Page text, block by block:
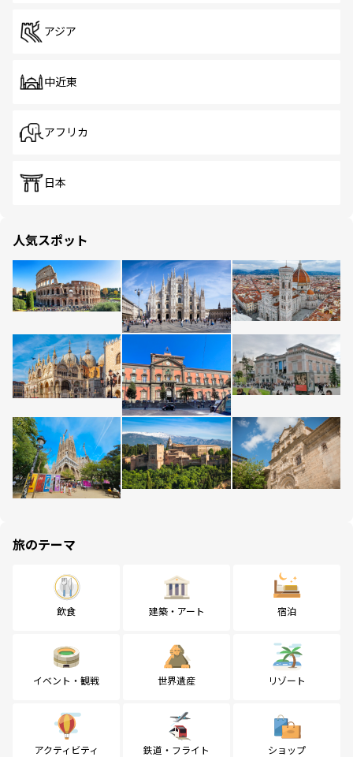
アジア
中近東
アフリカ
日本
人気スポット
旅のテーマ
飲食 建築・アート 宿泊
イベント・観戦 世界遺産 リゾート
アクティビティ 鉄道・フライト ショップ